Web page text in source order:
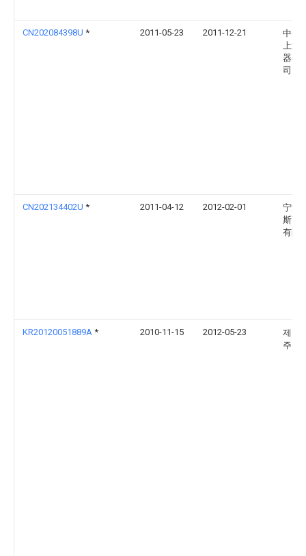
CN202084398U * 2011-05-23 2011-12-21
中变
上海
器有
司
CN202134402U * 2011-04-12 2012-02-01
宁波
斯高
有限
KR20120051889A * 2010-11-15 2012-05-23
제룡
주식